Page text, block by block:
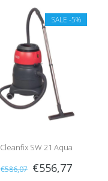
SALE -5%
Cleanfix SW 21 Aqua
€586,07 €556,77